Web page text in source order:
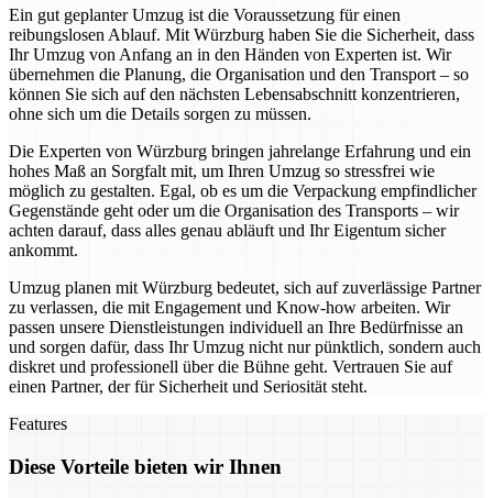
Ein gut geplanter Umzug ist die Voraussetzung für einen
reibungslosen Ablauf. Mit Würzburg haben Sie die Sicherheit, dass
Ihr Umzug von Anfang an in den Händen von Experten ist. Wir
übernehmen die Planung, die Organisation und den Transport – so
können Sie sich auf den nächsten Lebensabschnitt konzentrieren,
ohne sich um die Details sorgen zu müssen.
Die Experten von Würzburg bringen jahrelange Erfahrung und ein
hohes Maß an Sorgfalt mit, um Ihren Umzug so stressfrei wie
möglich zu gestalten. Egal, ob es um die Verpackung empfindlicher
Gegenstände geht oder um die Organisation des Transports – wir
achten darauf, dass alles genau abläuft und Ihr Eigentum sicher
ankommt.
Umzug planen mit Würzburg bedeutet, sich auf zuverlässige Partner
zu verlassen, die mit Engagement und Know-how arbeiten. Wir
passen unsere Dienstleistungen individuell an Ihre Bedürfnisse an
und sorgen dafür, dass Ihr Umzug nicht nur pünktlich, sondern auch
diskret und professionell über die Bühne geht. Vertrauen Sie auf
einen Partner, der für Sicherheit und Seriosität steht.
Features
Diese Vorteile bieten wir Ihnen